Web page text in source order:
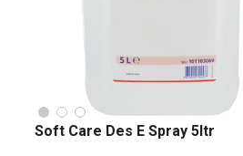
Soft Care Des E Spray 5ltr